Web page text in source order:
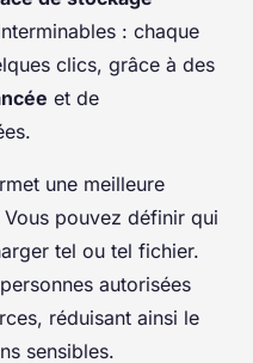
: chaque
clics, grâce à des
et de
une meilleure
Vous pouvez définir qui
tel ou tel fichier.
autorisées
réduisant ainsi le
sensibles.